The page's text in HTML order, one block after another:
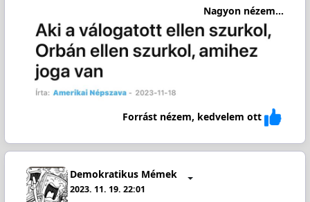
Nagyon nézem...
Forrást nézem, kedvelem ott
Demokratikus Mémek
2023. 11. 19. 22:01